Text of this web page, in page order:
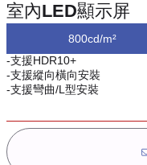
室內LED顯示屏
800cd/m²
-支援HDR10+
-支援縱向橫向安裝
-支援彎曲/L型安裝